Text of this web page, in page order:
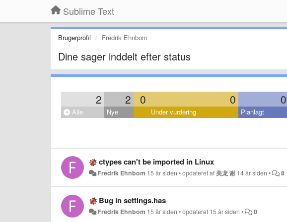
Sublime Text
Brugerprofil Fredrik Ehnbom
Dine sager inddelt efter status
2 2 0 0 0
Alle Nye Under vurdering Planlagt
ctypes can't be imported in Linux
Fredrik Ehnbom 15 år siden •opdateret af美龙 谢 14 år siden • 8
Bug in settings.has
Fredrik Ehnbom 15 år siden •opdateret 15 år siden • 0